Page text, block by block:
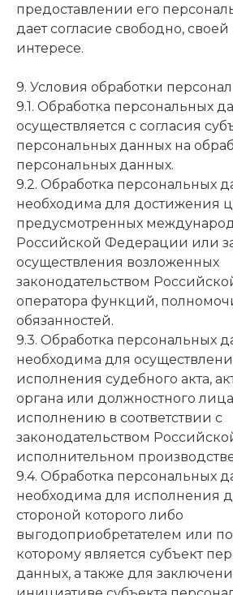
предоставлении его
дает согласие свободно,
интересе.
9. Условия обработки
9.1. Обработка персональных
осуществляется с согласия
персональных данных на
персональных данных.
9.2. Обработка персональных
необходима для достижения
предусмотренных
Российской Федерации или
осуществления возложенных
законодательством
оператора функций,
обязанностей.
9.3. Обработка персональных
необходима для
исполнения судебного акта,
органа или должностного
исполнению в соответствии с
законодательством
исполнительном
9.4. Обработка персональных
необходима для исполнения
стороной которого либо
выгодоприобретателем или
которому является субъект
данных, а также для